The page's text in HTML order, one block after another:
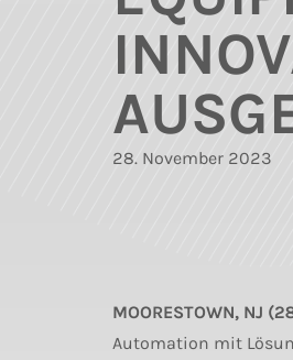
28. November 2023
MOORESTOWN, NJ
Automation mit